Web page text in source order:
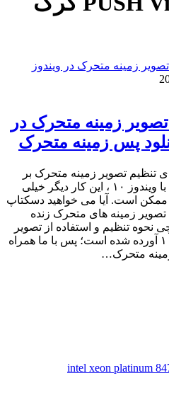
زمینه متحرک در
پس زمینه متحرک
تنظیم تصویر زمینه متحرک بر
روی تنظیمات ویندوز بود. با ویندوز ۱۰ ، این کار دیگر خیلی
ممکن است. آیا می خواهید دسکتاپ
برخی تصویر زمینه های متحرک زنده
نحوه تنظیم و استفاده از تصویر
زمینه متحرک در ویندوز ۱۰ آورده شده است؛ پس با ما همراه
زمینه متحرک…